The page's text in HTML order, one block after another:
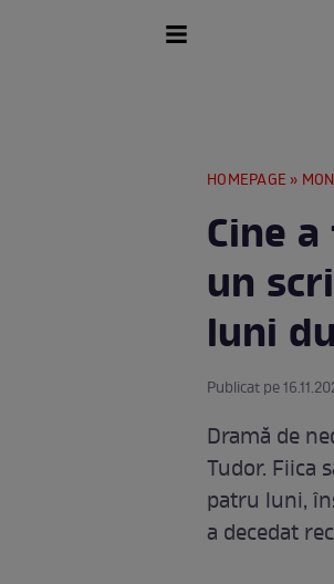
HOMEPAGE »
Cine
un
luni
Publicat pe
Dramă de
Tudor. Fiica
patru luni,
a decedat